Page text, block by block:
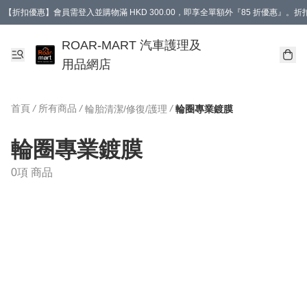
【折扣優惠】會員需登入並購物滿 HKD 300.00，即享全單額外『85 折優惠』。
【會員禮遇】會員消費滿 HKD 400.00，即可獲贈【德國LIQUI MOLY 汽車風口香
ROAR-MART 汽車護理及
用品網店
首頁 / 所有商品 / 輪胎清潔/修復/護理 / 輪圈專業鍍膜
輪圈專業鍍膜
0項 商品